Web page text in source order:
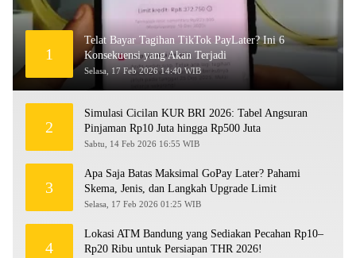
1
Telat Bayar Tagihan TikTok PayLater? Ini 6
Konsekuensi yang Akan Terjadi
Selasa, 17 Feb 2026 14:40 WIB
2
Simulasi Cicilan KUR BRI 2026: Tabel Angsuran
Pinjaman Rp10 Juta hingga Rp500 Juta
Sabtu, 14 Feb 2026 16:55 WIB
3
Apa Saja Batas Maksimal GoPay Later? Pahami
Skema, Jenis, dan Langkah Upgrade Limit
Selasa, 17 Feb 2026 01:25 WIB
4
Lokasi ATM Bandung yang Sediakan Pecahan Rp10–
Rp20 Ribu untuk Persiapan THR 2026!